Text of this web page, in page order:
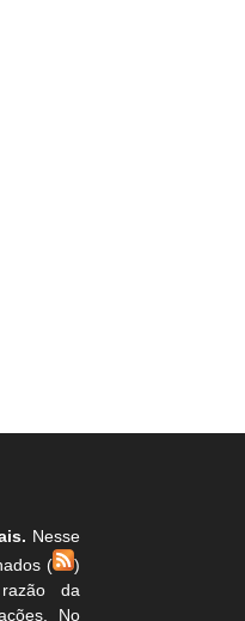
Nesse
(
)
da
No